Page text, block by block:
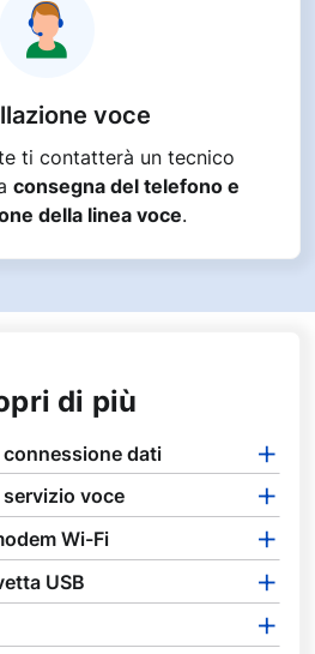
voce
ti contatterà un tecnico
consegna del telefono e
della linea voce.
di più
dati
voce
Wi-Fi
USB